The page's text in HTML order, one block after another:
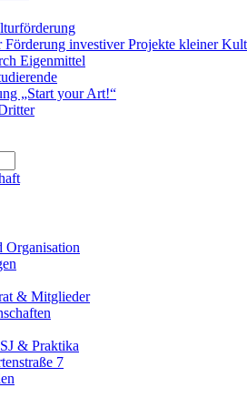
Förderung investiver Projekte kleiner
Eigenmittel
„Start your Art!“
Organisation
& Mitglieder
& Praktika
7